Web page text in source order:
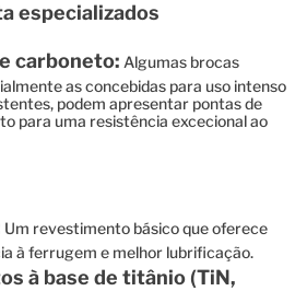
especializados
carboneto: Algumas brocas
as concebidas para uso intenso
podem apresentar pontas de
para uma resistência excecional ao
Um revestimento básico que oferece
à ferrugem e melhor lubrificação.
à base de titânio (TiN,